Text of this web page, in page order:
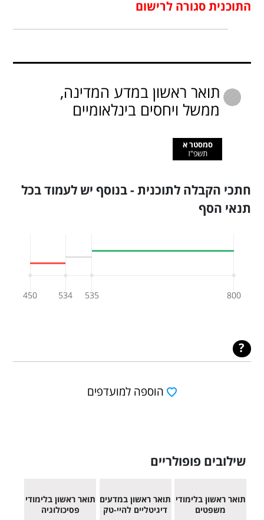
התוכנית סגורה לרישום
תואר ראשון במדע המדינה,
ממשל ויחסים בינלאומיים
סמסטר א
תשפ"ז
חתכי הקבלה לתוכנית - בנוסף יש לעמוד בכל
תנאי הסף
450 534 535 800
הוספה למועדפים
שילובים פופולריים
תואר ראשון בלימודי
משפטים
תואר ראשון במדעים
דיגיטליים להיי-טק
תואר ראשון בלימודי
פסיכולוגיה